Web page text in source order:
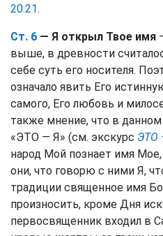
20:21.
Ст. 6 — Я открыл Твое имя
выше, в древности
себе суть его носителя.
означало явить Его
самого, Его любовь и
также мнение, что в
«ЭТО — Я» (см. экскурс ЭТО
народ Мой познает имя
они, что говорю с ними Я,
традиции священное имя
произносить, кроме Дня
первосвященник входил в